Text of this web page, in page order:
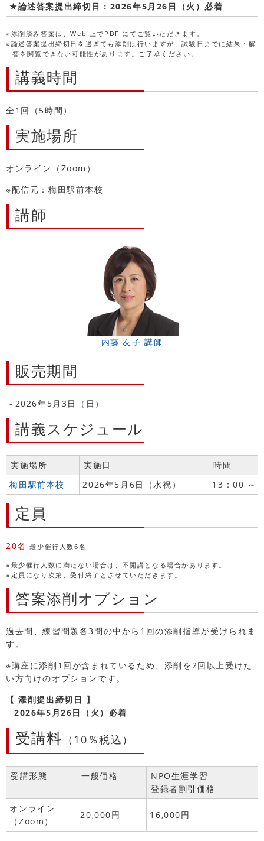
★論述答案提出締切日：2026年5月26日（火）必着
※添削済み答案は、Web 上でPDF にてご覧いただきます。
※論述答案提出締切日を過ぎても添削は行いますが、試験日までに結果・解
答を閲覧できない可能性があります。ご了承ください。
講義時間
全1回（5時間）
実施場所
オンライン（Zoom）
※配信元：梅田駅前本校
講師
内藤 友子 講師
販売期間
～2026年5月3日（日）
講義スケジュール
実施場所 実施日
時間
梅田駅前本校
2026年5月6日（水祝） 13：00 ～
定員
20名 最少催行人数6名
※最少催行人数に満たない場合は、不開講となる場合があります。
※定員になり次第、受付終了とさせていただきます。
答案添削オプション
過去問、練習問題各3問の中から1回の添削指導が受けられま
す。
※講座に添削1回が含まれているため、添削を2回以上受けた
い方向けのオプションです。
【 添削提出締切日 】
2026年5月26日（火）必着
受講料 （10％税込）
受講形態 一般価格
NPO生涯学習
登録者割引価格
オンライン
（Zoom）
20,000円 16,000円